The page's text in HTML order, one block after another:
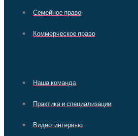
Семейное право
Коммерческое право
Наша команда
Практика и специализации
Видео-интервью